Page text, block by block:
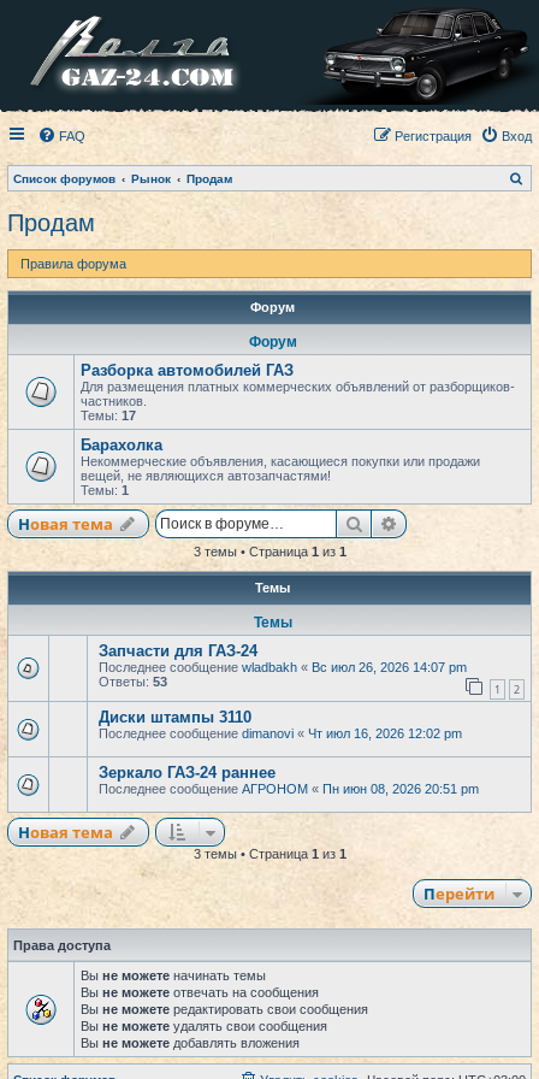
FAQ Вход
Регистрация
Список форумов Рынок Продам
о
Продам
Правила форума
Форум
Форум
Разборка автомобилей ГАЗ
Для размещения платных коммерческих объявлений от разборщиков-
частников.
Темы: 17
Барахолка
Некоммерческие объявления, касающиеся покупки или продажи
вещей, не являющихся автозапчастями!
Темы: 1
Новая тема ПоискРасширенный
3 темы • Страница 1из 1
Темы
Темы
Запчасти для ГАЗ-24
Последнее сообщение wladbakh « Вс июл 26, 2026 14:07 pm
Ответы: 53 1 2
Диски штампы 3110
Последнее сообщение dimanovi « Чт июл 16, 2026 12:02 pm
Зеркало ГАЗ-24 раннее
Последнее сообщение АГРОНОМ « Пн июн 08, 2026 20:51 pm
Новая тема
3 темы • Страница 1 из 1
Перейти
Права доступа
Вы не можете начинать темы
Вы не можете отвечать на сообщения
Вы не можете редактировать свои сообщения
Вы не можете удалять свои сообщения
Вы не можете добавлять вложения